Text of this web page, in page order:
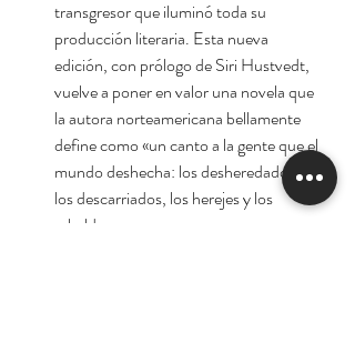
transgresor que iluminó toda su
producción literaria. Esta nueva
edición, con prólogo de Siri Hustvedt,
vuelve a poner en valor una novela que
la autora norteamericana bellamente
define como «un canto a la gente que el
mundo deshecha: los desheredados,
los descarriados, los herejes y los
rebeldes».